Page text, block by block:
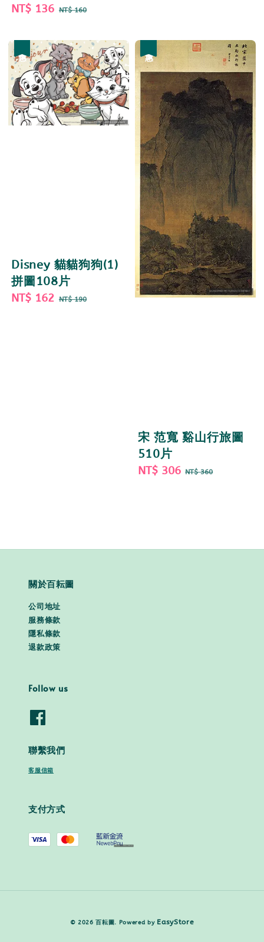
Sale
NT$ 136 Regular
NT$ 160
Disney 貓貓狗狗(1)
拼圖108片
Sale
NT$ 162 Regular
NT$ 190
宋 范寬 谿山行旅圖
510片
Sale
NT$ 306 Regular
NT$ 360
關於百耘圖
公司地址
服務條款
隱私條款
退款政策
Follow us
聯繫我們
客服信箱
支付方式
© 2026 百耘圖. Powered by EasyStore